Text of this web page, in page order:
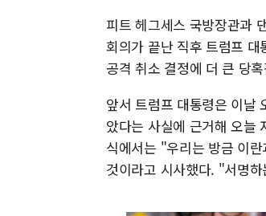
피트 헤그세스 국방장관과
회의가 끝난 직후 트럼프
공격 취소 결정에 더 큰 당
앞서 트럼프 대통령은 이날
았다는 사실에 근거해 오늘
식에서는 "우리는 방금 이
것이라고 시사했다. "서명